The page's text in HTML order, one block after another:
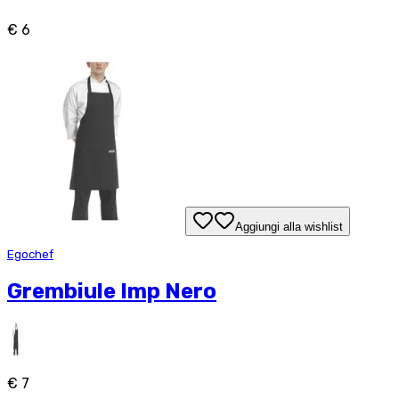
€ 6
Aggiungi alla wishlist
Egochef
Grembiule Imp Nero
€ 7